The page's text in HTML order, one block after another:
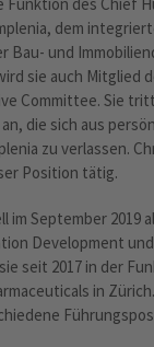
dem
Bau- und
sie auch Mitglied
Committee. Sie
die sich aus
zu verlassen.
Position tätig.
im September 2019
Development
seit 2017 in der
in